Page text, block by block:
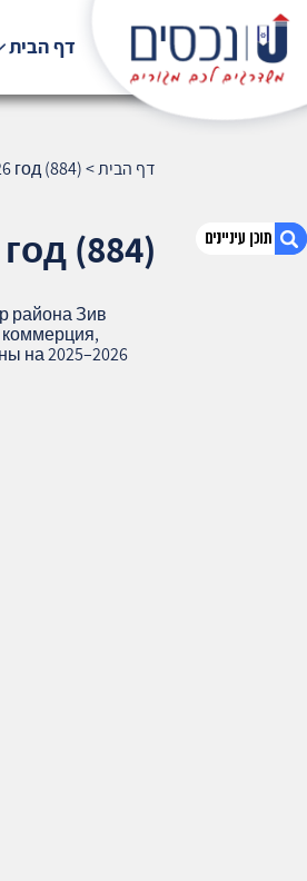
(Рамат Зив), Хайфа — статистика
района на 2026 год (884)
דף הבית
דף הבית>
год (884)
(884)
района Зив
на 2025–2026